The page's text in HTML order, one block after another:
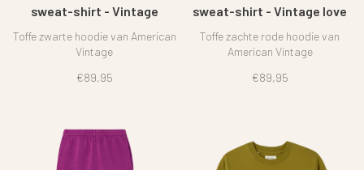
sweat-shirt - Vintage
Charcoal
Toffe zwarte hoodie van American
Vintage
€89,95
sweat-shirt - Vintage love
Toffe zachte rode hoodie van
American Vintage
€89,95